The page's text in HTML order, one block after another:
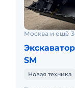
Москва и ещё
SM
Новая техника